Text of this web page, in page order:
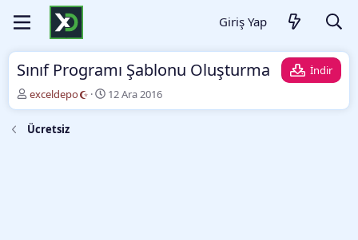
Giriş Yap
Sınıf Programı Şablonu Oluşturma
İndir
Y
a
z
a
exceldepo
O
l
12 Ara 2016
Ücretsiz